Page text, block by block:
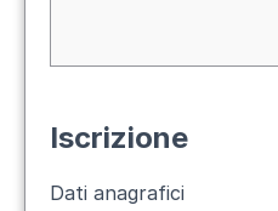
Iscrizione
Dati anagrafici